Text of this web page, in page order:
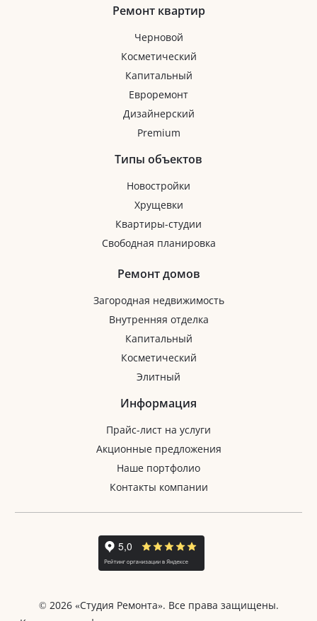
Ремонт квартир
Черновой
Косметический
Капитальный
Евроремонт
Дизайнерский
Premium
Типы объектов
Новостройки
Хрущевки
Квартиры-студии
Свободная планировка
Ремонт домов
Загородная недвижимость
Внутренняя отделка
Капитальный
Косметический
Элитный
Информация
Прайс-лист на услуги
Акционные предложения
Наше портфолио
Контакты компании
© 2026 «Студия Ремонта». Все права защищены.